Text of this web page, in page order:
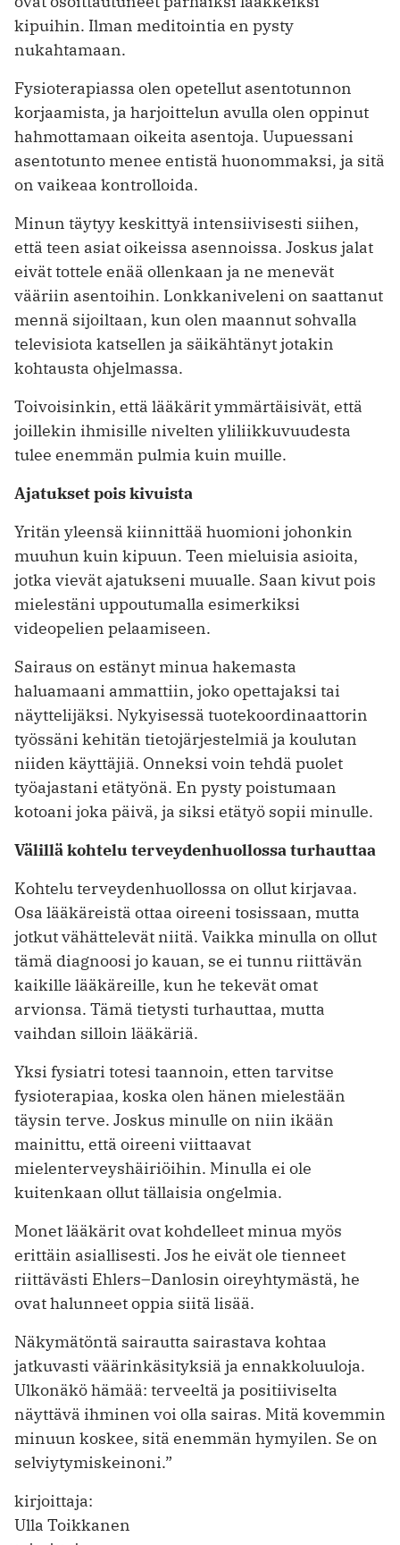
kipuihin. Ilman meditointia en pysty
nukahtamaan.
Fysioterapiassa olen opetellut asentotunnon
korjaamista, ja harjoittelun avulla olen oppinut
hahmottamaan oikeita asentoja. Uupuessani
asentotunto menee entistä huonommaksi, ja sitä
on vaikeaa kontrolloida.
Minun täytyy keskittyä intensiivisesti siihen,
että teen asiat oikeissa asennoissa. Joskus jalat
eivät tottele enää ollenkaan ja ne menevät
vääriin asentoihin. Lonkkaniveleni on saattanut
mennä sijoiltaan, kun olen maannut sohvalla
televisiota katsellen ja säikähtänyt jotakin
kohtausta ohjelmassa.
Toivoisinkin, että lääkärit ymmärtäisivät, että
joillekin ihmisille nivelten yliliikkuvuudesta
tulee enemmän pulmia kuin muille.
Ajatukset pois kivuista
Yritän yleensä kiinnittää huomioni johonkin
muuhun kuin kipuun. Teen mieluisia asioita,
jotka vievät ajatukseni muualle. Saan kivut pois
mielestäni uppoutumalla esimerkiksi
videopelien pelaamiseen.
Sairaus on estänyt minua hakemasta
haluamaani ammattiin, joko opettajaksi tai
näyttelijäksi. Nykyisessä tuotekoordinaattorin
työssäni kehitän tietojärjestelmiä ja koulutan
niiden käyttäjiä. Onneksi voin tehdä puolet
työajastani etätyönä. En pysty poistumaan
kotoani joka päivä, ja siksi etätyö sopii minulle.
Välillä kohtelu terveydenhuollossa turhauttaa
Kohtelu terveydenhuollossa on ollut kirjavaa.
Osa lääkäreistä ottaa oireeni tosissaan, mutta
jotkut vähättelevät niitä. Vaikka minulla on ollut
tämä diagnoosi jo kauan, se ei tunnu riittävän
kaikille lääkäreille, kun he tekevät omat
arvionsa. Tämä tietysti turhauttaa, mutta
vaihdan silloin lääkäriä.
Yksi fysiatri totesi taannoin, etten tarvitse
fysioterapiaa, koska olen hänen mielestään
täysin terve. Joskus minulle on niin ikään
mainittu, että oireeni viittaavat
mielenterveyshäiriöihin. Minulla ei ole
kuitenkaan ollut tällaisia ongelmia.
Monet lääkärit ovat kohdelleet minua myös
erittäin asiallisesti. Jos he eivät ole tienneet
riittävästi Ehlers–Danlosin oireyhtymästä, he
ovat halunneet oppia siitä lisää.
Näkymätöntä sairautta sairastava kohtaa
jatkuvasti väärinkäsityksiä ja ennakkoluuloja.
Ulkonäkö hämää: terveeltä ja positiiviselta
näyttävä ihminen voi olla sairas. Mitä kovemmin
minuun koskee, sitä enemmän hymyilen. Se on
selviytymiskeinoni.”
kirjoittaja:
Ulla Toikkanen